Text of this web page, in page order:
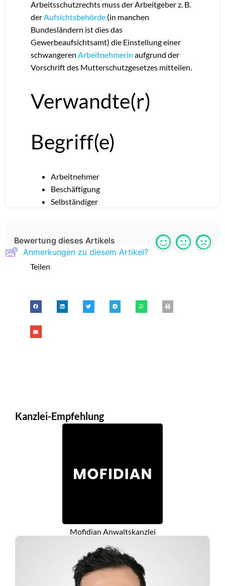
Arbeitsschutzrechts muss der Arbeitgeber z. B.
derAufsichtsbehörde (in manchen
Bundesländern ist dies das
Gewerbeaufsichtsamt) die Einstellung einer
schwangeren Arbeitnehmerin aufgrund der
Vorschrift des Mutterschutzgesetzes mitteilen.
Verwandte(r)
Begriff(e)
Arbeitnehmer
Beschäftigung
Selbständiger
Bewertung dieses Artikels
Anmerkungen zu diesem Artikel?
Teilen
Kanzlei-Empfehlung
Mofidian Anwaltskanzlei